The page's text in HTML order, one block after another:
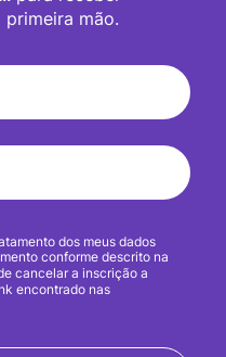
mão.
dos meus dados
conforme descrito na
cancelar a inscrição a
encontrado nas